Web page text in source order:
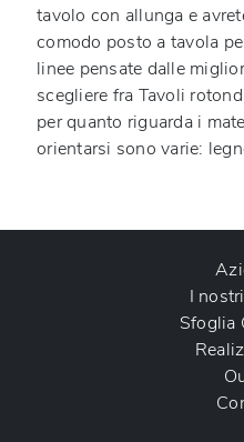
tavolo con allunga e
comodo posto a tavola
linee pensate dalle
scegliere fra Tavoli
per quanto riguarda i
orientarsi sono varie:
I
Sfoglia